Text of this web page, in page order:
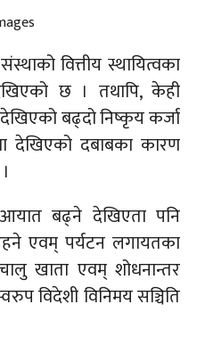
वित्तीय स्थायित्वका
छ । तथापि, केही
बढ्दो निष्कृय कर्जा
देखिएको दबाबका कारण
बढ्‌ने देखिएता पनि
एवम् पर्यटन लगायतका
खाता एवम् शोधनान्तर
विदेशी विनिमय सञ्चिति